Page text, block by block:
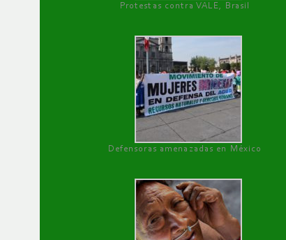
Protestas contra VALE, Brasil
Defensoras amenazadas en México